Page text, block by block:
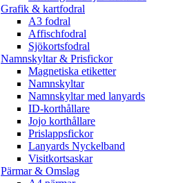
Grafik & kartfodral
A3 fodral
Affischfodral
Sjökortsfodral
Namnskyltar & Prisfickor
Magnetiska etiketter
Namnskyltar
Namnskyltar med lanyards
ID-korthållare
Jojo korthållare
Prislappsfickor
Lanyards Nyckelband
Visitkortsaskar
Pärmar & Omslag